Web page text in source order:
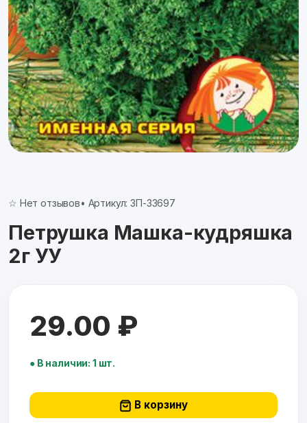
☆ Нет отзывов• Артикул: ЗП-33697
Петрушка Машка-кудряшка
2г УУ
29.00 ₽
● В наличии: 1 шт.
В корзину